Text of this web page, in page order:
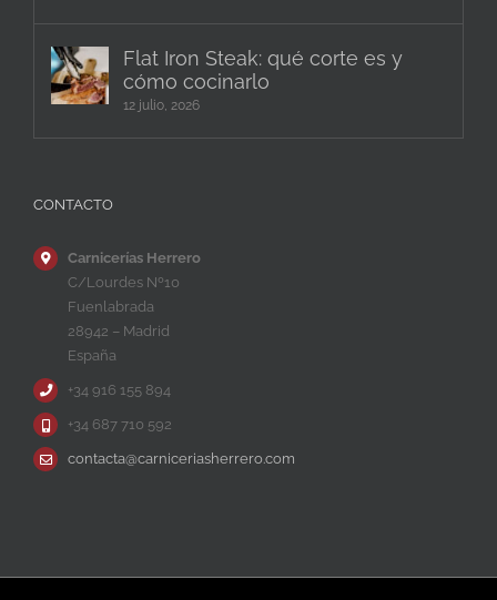
Flat Iron Steak: qué corte es y
cómo cocinarlo
12 julio, 2026
CONTACTO
Carnicerías Herrero
C/Lourdes Nº10
Fuenlabrada
28942 – Madrid
España
+34 916 155 894
+34 687 710 592
contacta@carniceriasherrero.com